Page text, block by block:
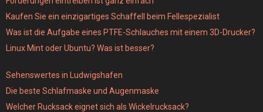
Kaufen Sie ein einzigartiges Schaffell beim Fellespezialist
Was ist die Aufgabe eines PTFE-Schlauches mit einem 3D-Drucker?
Linux Mint oder Ubuntu? Was ist besser?
Sehenswertes in Ludwigshafen
Die beste Schlafmaske und Augenmaske
Welcher Rucksack eignet sich als Wickelrucksack?